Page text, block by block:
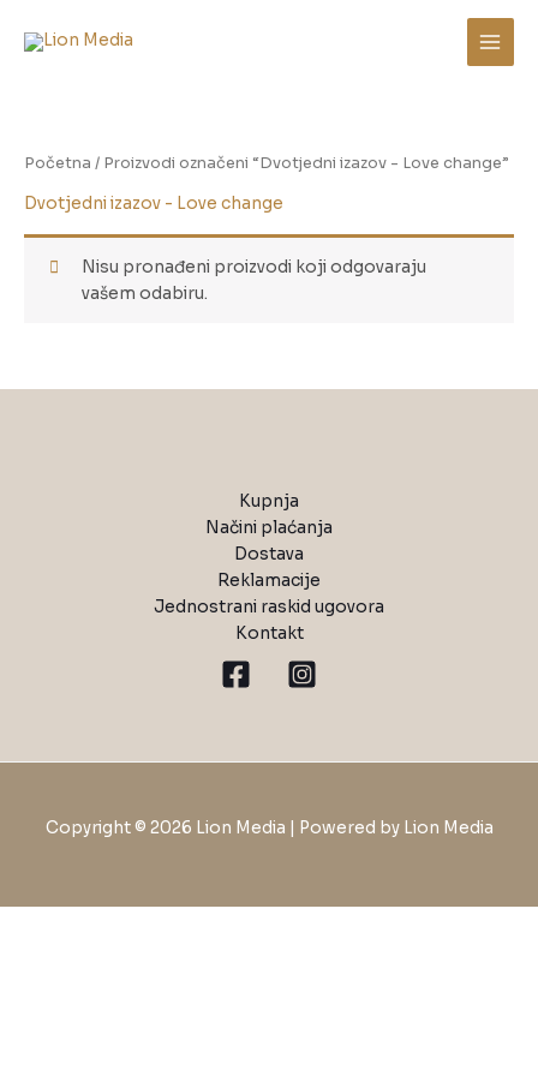
Početna / Proizvodi označeni “Dvotjedni izazov - Love change”
Dvotjedni izazov - Love change
Nisu pronađeni proizvodi koji odgovaraju
vašem odabiru.
Kupnja
Načini plaćanja
Dostava
Reklamacije
Jednostrani raskid ugovora
Kontakt
Copyright © 2026 Lion Media | Powered by Lion Media